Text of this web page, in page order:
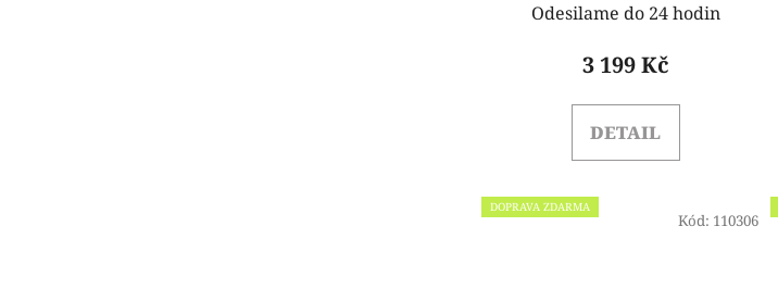
Odesilame do 24 hodin
3 199 Kč
DETAIL
DOPRAVA ZDARMA
Kód: 110306